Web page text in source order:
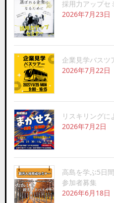
採用力アップセ
2026年7月23日
企業見学バスツ
2026年7月22日
リスキリング
2026年7月2日
高島を学ぶ5日
参加者募集
2026年6月18日